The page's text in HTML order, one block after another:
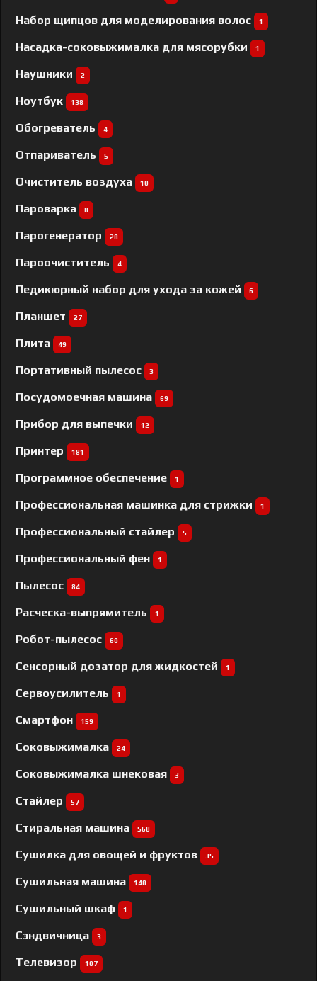
Набор щипцов для моделирования волос 1
Насадка-соковыжималка для мясорубки 1
Наушники 2
Ноутбук 138
Обогреватель 4
Отпариватель 5
Очиститель воздуха 10
Пароварка 8
Парогенератор 28
Пароочиститель 4
Педикюрный набор для ухода за кожей 6
Планшет 27
Плита 49
Портативный пылесос 3
Посудомоечная машина 69
Прибор для выпечки 12
Принтер 181
Программное обеспечение 1
Профессиональная машинка для стрижки 1
Профессиональный cтайлер 5
Профессиональный фен 1
Пылесос 84
Расческа-выпрямитель 1
Робот-пылесос 60
Сенсорный дозатор для жидкостей 1
Сервоусилитель 1
Смартфон 159
Соковыжималка 24
Соковыжималка шнековая 3
Стайлер 57
Стиральная машина 568
Сушилка для овощей и фруктов 35
Сушильная машина 148
Сушильный шкаф 1
Сэндвичница 3
Телевизор 107